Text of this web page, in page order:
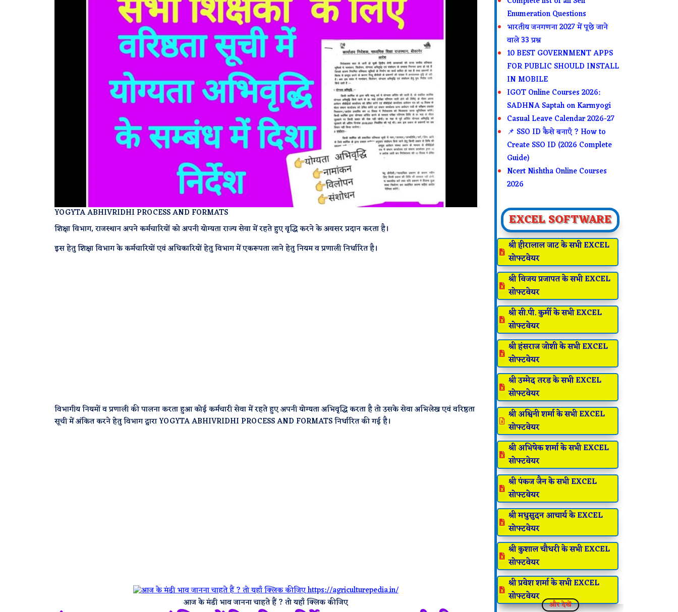
YOGYTA ABHIVRIDHI PROCESS AND FORMATS
शिक्षा विभाग, राजस्थान अपने कर्मचारियों को अपनी योग्यता राज्य सेवा में रहते हुए वृद्धि करने के अवसर प्रदान करता है।
इस हेतु शिक्षा विभाग के कर्मचारियों एवं अधिकारियों हेतु विभाग में एकरूपता लाने हेतु नियम व प्रणाली निर्धारित है।
विभागीय नियमों व प्रणाली की पालना करता हुआ कोई कर्मचारी सेवा में रहते हुए अपनी योग्यता अभिवृद्धि करता है तो उसके सेवा अभिलेख एवं वरिष्ठता
सूची में अंकित करने हेतु विभाग द्वारा YOGYTA ABHIVRIDHI PROCESS AND FORMATS निर्धारित की गई है।
आज के मंडी भाव जानना चाहते हैं ? तो यहाँ क्लिक कीजिए
Enumeration Questions
भारतीय जनगणना 2027 में पूछे जाने
वाले 33 प्रश्न
10 BEST GOVERNMENT APPS
FOR PUBLIC SHOULD INSTALL
IN MOBILE
IGOT Online Courses 2026:
SADHNA Saptah on Karmyogi
Casual Leave Calendar 2026-27
📌 SSO ID कैसे बनाएँ ? How to
Create SSO ID (2026 Complete
Guide)
Ncert Nishtha Online Courses
2026
EXCEL SOFTWARE
 श्री हीरालाल जाट के सभी EXCEL
सोफ्टवेयर
 श्री विजय प्रजापत के सभी EXCEL
सोफ्टवेयर
 श्री सी.पी. कुर्मी के सभी EXCEL
सोफ्टवेयर
 श्री हंसराज जोशी के सभी EXCEL
सोफ्टवेयर
 श्री उम्मेद तरड के सभी EXCEL
सोफ्टवेयर
 श्री अश्विनी शर्मा के सभी EXCEL
सोफ्टवेयर
 श्री अभिषेक शर्मा के सभी EXCEL
सोफ्टवेयर
 श्री पंकज जैन के सभी EXCEL
सोफ्टवेयर
 श्री मधुसुदन आचार्य के EXCEL
सोफ्टवेयर
 श्री कुशाल चौधरी के सभी EXCEL
सोफ्टवेयर
 श्री प्रवेश शर्मा के सभी EXCEL
सोफ्टवेयर
और देखें